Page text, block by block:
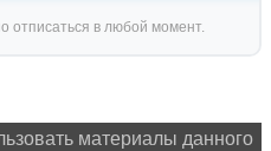
отписаться в любой момент.
материалы данного